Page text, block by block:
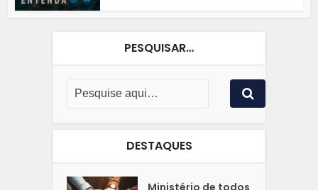
PESQUISAR…
DESTAQUES